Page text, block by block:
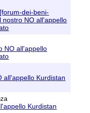
dei-beni-
nostro NO all'appello
NO all'appello
all'appello Kurdistan
Kurdistan